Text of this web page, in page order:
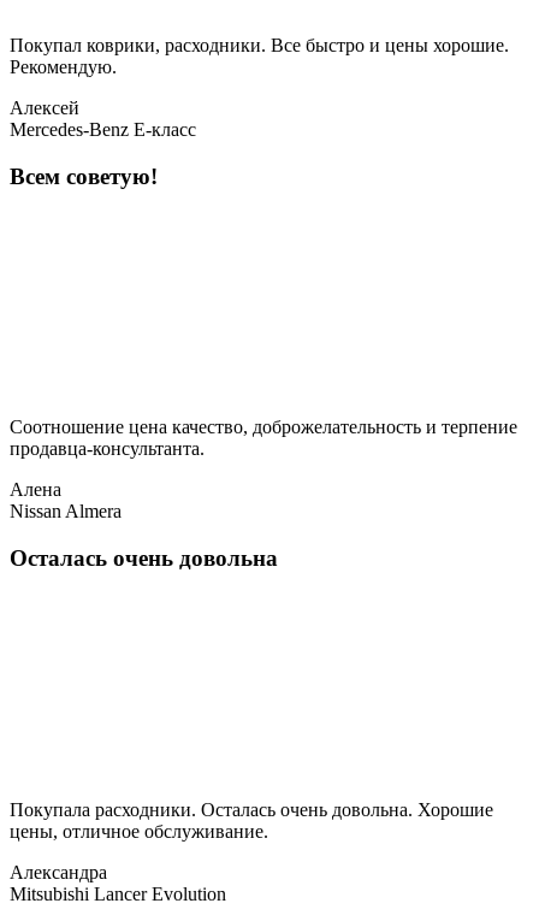
Покупал коврики, расходники. Все быстро и цены хорошие.
Рекомендую.
Алексей
Mercedes-Benz E-класс
Всем советую!
Соотношение цена качество, доброжелательность и терпение
продавца-консультанта.
Алена
Nissan Almera
Осталась очень довольна
Покупала расходники. Осталась очень довольна. Хорошие
цены, отличное обслуживание.
Александра
Mitsubishi Lancer Evolution